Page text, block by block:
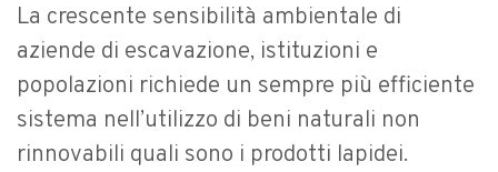
La crescente sensibilità ambientale di
aziende di escavazione, istituzioni e
popolazioni richiede un sempre più efficiente
sistema nell’utilizzo di beni naturali non
rinnovabili quali sono i prodotti lapidei.